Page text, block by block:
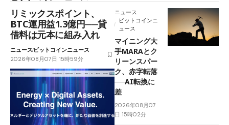
リミックスポイント、
BTC運用益1.3億円──貸
借料は元本に組み入れ
ニュースビットコインニュース
2026年08月07日 15時59分
ニュース
ビットコインニ
ュース
マイニング大
手MARAとク
リーンスパー
ク、赤字転落
──AI転換に
差
2026年08月07
日 15時02分